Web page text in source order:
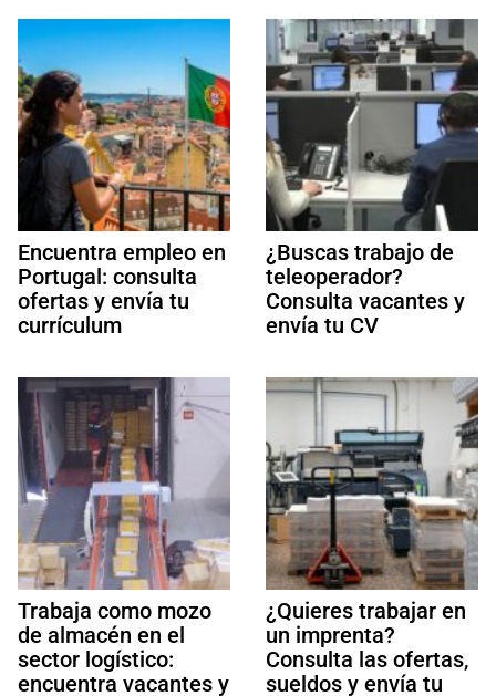
Encuentra empleo en
Portugal: consulta
ofertas y envía tu
currículum
¿Buscas trabajo de
teleoperador?
Consulta vacantes y
envía tu CV
Trabaja como mozo
de almacén en el
sector logístico:
encuentra vacantes y
¿Quieres trabajar en
un imprenta?
Consulta las ofertas,
sueldos y envía tu